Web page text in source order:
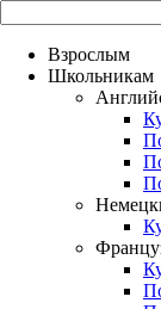
Взрослым
Школьникам